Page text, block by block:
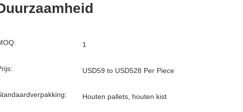
1
USD59 to USD528 Per Piece
Houten pallets, houten kist